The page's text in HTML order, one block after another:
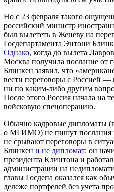
Но с 23 февраля такого
российский министр
был вылететь в Женеву на
Госдепартамента Энтони
Однако, когда до вылета
Москва получила послание от
Блинкен заявил, что
вести переговоры с Россией —
ни по каким-либо другим
После этого Россия начала на
войсковую спецоперацию.
Обычно кадровые дипломаты
о МГИМО) не пишут послания
не срывают переговоры в
Блинкен и не дипломат: он
президента Клинтона и
администрации на
главы Госдепа оказался как
дележе портфелей без учета